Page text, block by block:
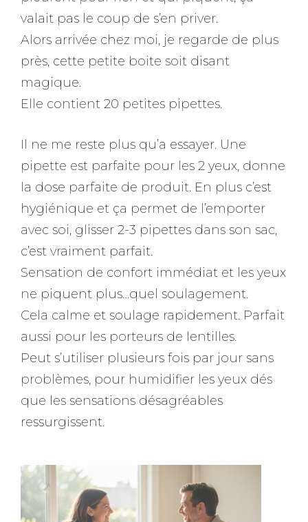
valait pas le coup de s’en priver.
Alors arrivée chez moi, je regarde de plus
près, cette petite boite soit disant
magique.
Elle contient 20 petites pipettes.
Il ne me reste plus qu’a essayer. Une
pipette est parfaite pour les 2 yeux, donne
la dose parfaite de produit. En plus c’est
hygiénique et ça permet de l’emporter
avec soi, glisser 2-3 pipettes dans son sac,
c’est vraiment parfait.
Sensation de confort immédiat et les yeux
ne piquent plus…quel soulagement.
Cela calme et soulage rapidement. Parfait
aussi pour les porteurs de lentilles.
Peut s’utiliser plusieurs fois par jour sans
problèmes, pour humidifier les yeux dés
que les sensations désagréables
ressurgissent.